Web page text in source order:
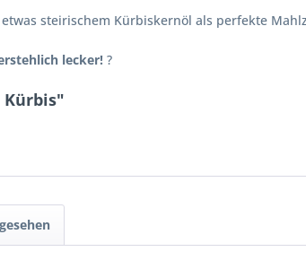
steirischem Kürbiskernöl als perfekte
lecker! ?